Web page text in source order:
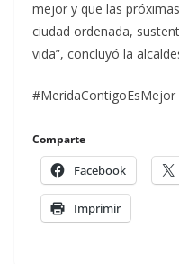
mejor y que las
ciudad ordenada,
vida”, concluyó la
#MeridaContigoEsMejor
Comparte
Facebook
Imprimir